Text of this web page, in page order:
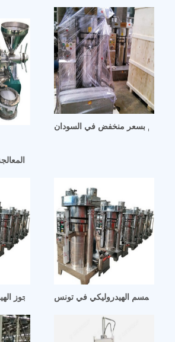
مصر
الحجم بسعر منخفض في السودان
آلة استخلاص زيت الجوز
السمسم الهيدروليكي في تونس